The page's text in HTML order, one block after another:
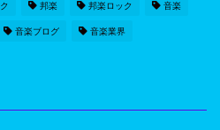
邦楽 邦楽ロック 音楽
音楽ブログ 音楽業界